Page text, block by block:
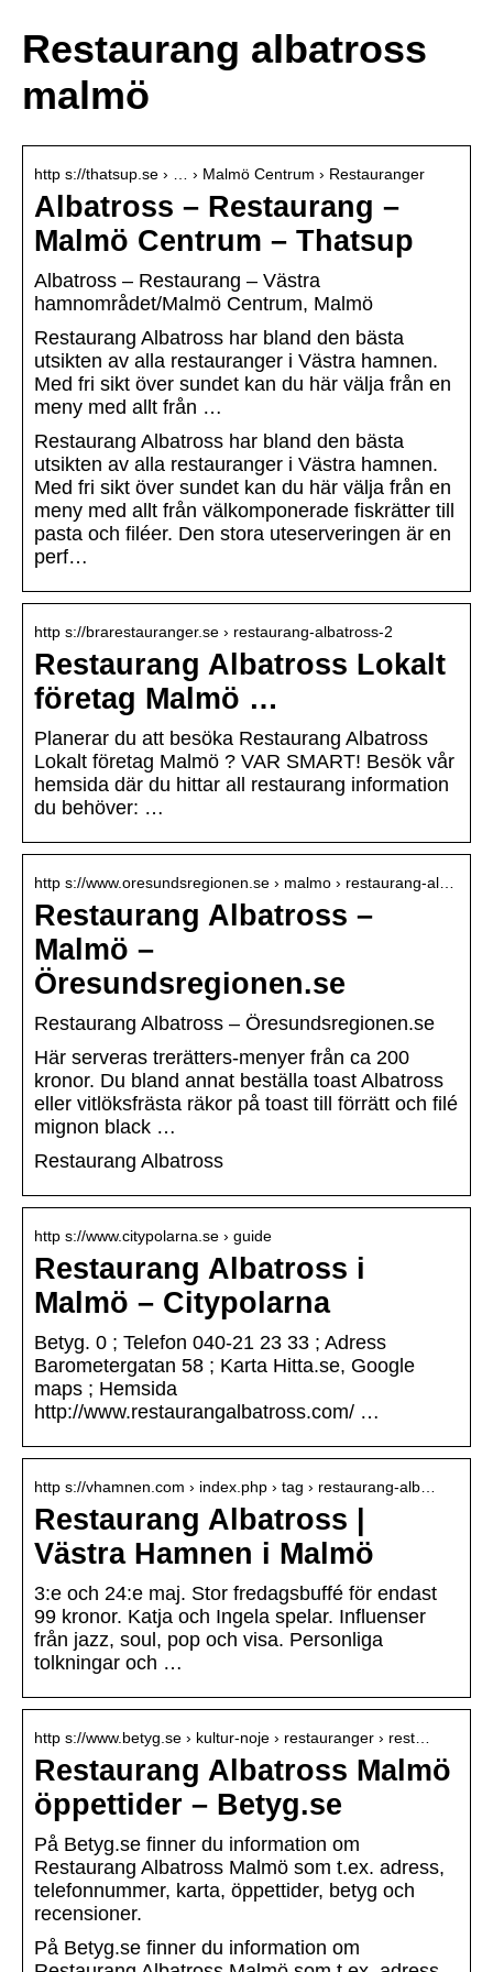
Restaurang albatross
malmö
http s://thatsup.se › … › Malmö Centrum › Restauranger
Albatross – Restaurang –
Malmö Centrum – Thatsup
Albatross – Restaurang – Västra
hamnområdet/Malmö Centrum, Malmö
Restaurang Albatross har bland den bästa
utsikten av alla restauranger i Västra hamnen.
Med fri sikt över sundet kan du här välja från en
meny med allt från …
Restaurang Albatross har bland den bästa
utsikten av alla restauranger i Västra hamnen.
Med fri sikt över sundet kan du här välja från en
meny med allt från välkomponerade fiskrätter till
pasta och filéer. Den stora uteserveringen är en
perf…
http s://brarestauranger.se › restaurang-albatross-2
Restaurang Albatross Lokalt
företag Malmö …
Planerar du att besöka Restaurang Albatross
Lokalt företag Malmö ? VAR SMART! Besök vår
hemsida där du hittar all restaurang information
du behöver: …
http s://www.oresundsregionen.se › malmo › restaurang-al…
Restaurang Albatross –
Malmö –
Öresundsregionen.se
Restaurang Albatross – Öresundsregionen.se
Här serveras trerätters-menyer från ca 200
kronor. Du bland annat beställa toast Albatross
eller vitlöksfrästa räkor på toast till förrätt och filé
mignon black …
Restaurang Albatross
http s://www.citypolarna.se › guide
Restaurang Albatross i
Malmö – Citypolarna
Betyg. 0 ; Telefon 040-21 23 33 ; Adress
Barometergatan 58 ; Karta Hitta.se, Google
maps ; Hemsida
http://www.restaurangalbatross.com/ …
http s://vhamnen.com › index.php › tag › restaurang-alb…
Restaurang Albatross |
Västra Hamnen i Malmö
3:e och 24:e maj. Stor fredagsbuffé för endast
99 kronor. Katja och Ingela spelar. Influenser
från jazz, soul, pop och visa. Personliga
tolkningar och …
http s://www.betyg.se › kultur-noje › restauranger › rest…
Restaurang Albatross Malmö
öppettider – Betyg.se
På Betyg.se finner du information om
Restaurang Albatross Malmö som t.ex. adress,
telefonnummer, karta, öppettider, betyg och
recensioner.
På Betyg.se finner du information om